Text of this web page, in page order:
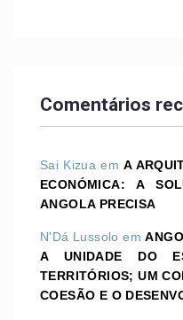
Comentários
Sai Kizua emA
ECONÓMICA: A
ANGOLA PRECISA
N'Dá Lussolo em
A UNIDADE DO
TERRITÓRIOS; UM
COESÃO E O